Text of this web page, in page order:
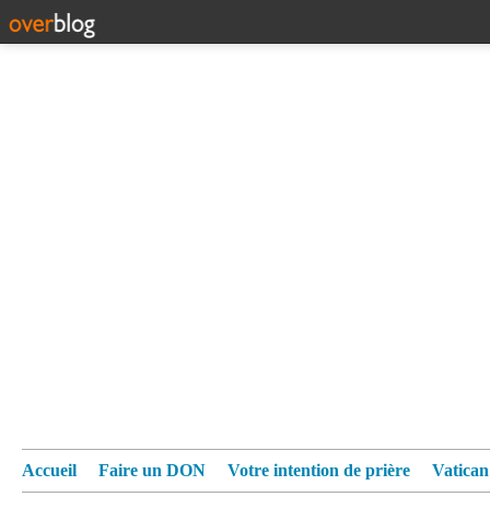
Accueil Faire un DON Votre intention de prière